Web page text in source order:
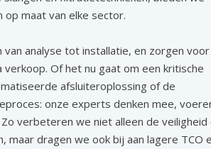
maat van elke sector.
van analyse tot installatie, en zorgen voor
Of het nu gaat om een kritische
afsluiteroplossing of de
onze experts denken mee,
verbeteren we niet alleen de veiligheid
maar dragen we ook bij aan lagere TCO